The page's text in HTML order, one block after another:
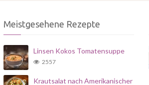
Meistgesehene Rezepte
Linsen Kokos Tomatensuppe
2557
Krautsalat nach Amerikanischer